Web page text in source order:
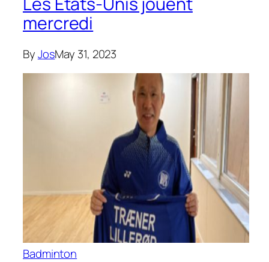
mercredi
ByJosMay 31, 2023
Badminton